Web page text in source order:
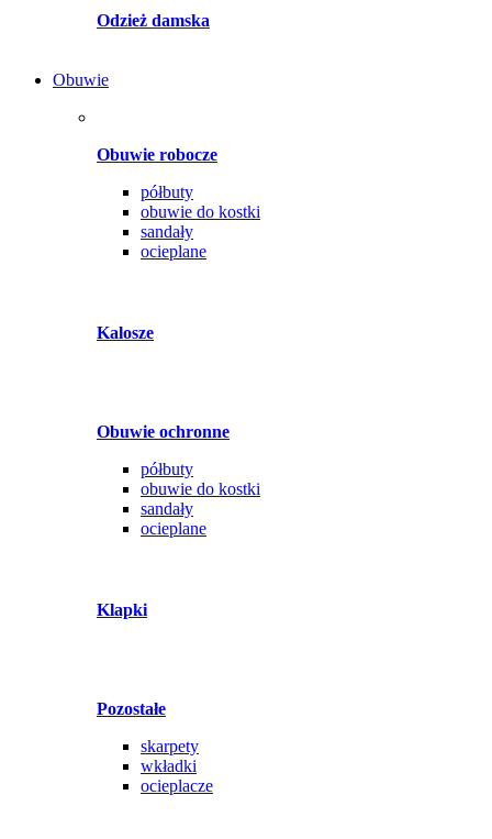
Odzież damska
Obuwie
Obuwie robocze
półbuty
obuwie do kostki
sandały
ocieplane
Kalosze
Obuwie ochronne
półbuty
obuwie do kostki
sandały
ocieplane
Klapki
Pozostałe
skarpety
wkładki
ocieplacze